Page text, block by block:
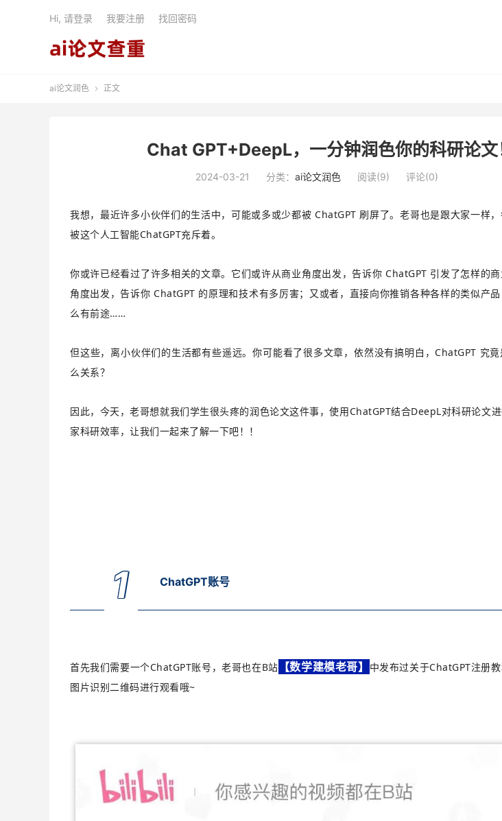
Hi, 请登录 我要注册 找回密码
ai论文润色  正文
Chat GPT+DeepL，一分钟润色你的科研论文
2024-03-21 分类： ai论文润色 阅读(9) 评论(0)
我想，最近许多小伙伴们的生活中，可能或多或少都被 ChatGPT 刷屏了。老哥也是跟大家一样
被这个人工智能ChatGPT充斥着。
你或许已经看过了许多相关的文章。它们或许从商业角度出发，告诉你 ChatGPT 引发了怎样的
角度出发，告诉你 ChatGPT 的原理和技术有多厉害；又或者，直接向你推销各种各样的类似产
么有前途……
但这些，离小伙伴们的生活都有些遥远。你可能看了很多文章，依然没有搞明白，ChatGPT 究
么关系？
因此，今天，老哥想就我们学生很头疼的润色论文这件事，使用ChatGPT结合DeepL对科研论文
家科研效率，让我们一起来了解一下吧！！
1 ChatGPT账号
首先我们需要一个ChatGPT账号，老哥也在B站 【数学建模老哥】
中发布过关于ChatGPT注册
图片识别二维码进行观看哦~